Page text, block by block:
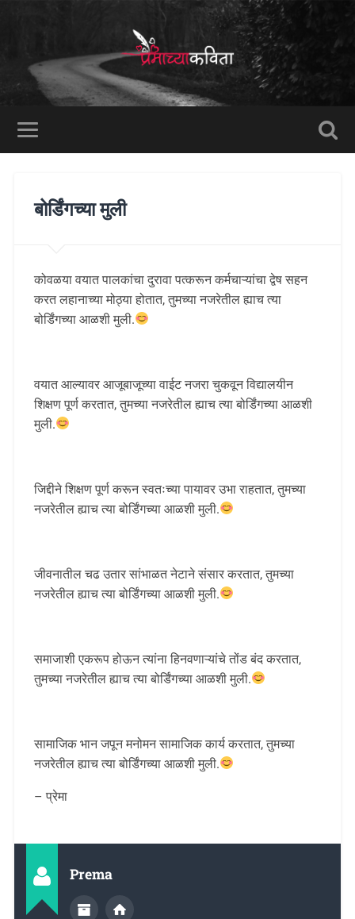
बोर्डिंगच्या मुली
कोवळया वयात पालकांचा दुरावा पत्करून कर्मचाऱ्यांचा द्वेष सहन
करत लहानाच्या मोठ्या होतात, तुमच्या नजरेतील ह्याच त्या
बोर्डिंगच्या आळशी मुली.
वयात आल्यावर आजूबाजूच्या वाईट नजरा चुकवून विद्यालयीन
शिक्षण पूर्ण करतात, तुमच्या नजरेतील ह्याच त्या बोर्डिंगच्या आळशी
मुली.
जिद्दीने शिक्षण पूर्ण करून स्वतःच्या पायावर उभा राहतात, तुमच्या
नजरेतील ह्याच त्या बोर्डिंगच्या आळशी मुली.
जीवनातील चढ उतार सांभाळत नेटाने संसार करतात, तुमच्या
नजरेतील ह्याच त्या बोर्डिंगच्या आळशी मुली.
समाजाशी एकरूप होऊन त्यांना हिनवणाऱ्यांचे तोंड बंद करतात,
तुमच्या नजरेतील ह्याच त्या बोर्डिंगच्या आळशी मुली.
सामाजिक भान जपून मनोमन सामाजिक कार्य करतात, तुमच्या
नजरेतील ह्याच त्या बोर्डिंगच्या आळशी मुली.
– प्रेमा
Prema